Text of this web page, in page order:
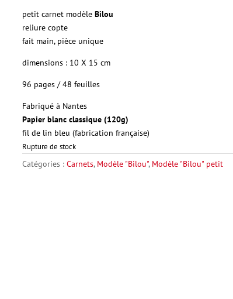
petit carnet modèle Bilou
reliure copte
fait main, pièce unique
dimensions : 10 X 15 cm
96 pages / 48 feuilles
Fabriqué à Nantes
Papierblanc classique (120g)
fil de lin bleu (fabrication française)
Rupture de stock
Catégories : Carnets, Modèle "Bilou", Modèle "Bilou" petit